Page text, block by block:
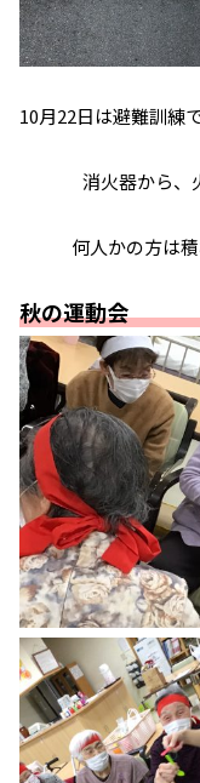
10月22日は避難訓練
消火器から、
何人かの方は
秋の運動会